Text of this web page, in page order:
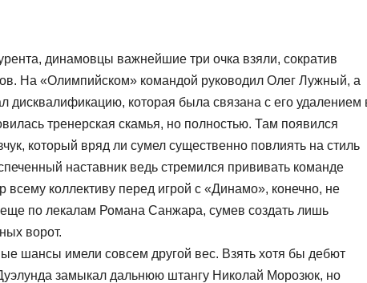
динамовцы важнейшие три очка взяли, сократив
На «Олимпийском» командой руководил Олег Лужный, а
дисквалификацию, которая была связана с его удалением
тренерская скамья, но полностью. Там появился
который вряд ли сумел существенно повлиять на стиль
наставник ведь стремился прививать команде
всему коллективу перед игрой с «Динамо», конечно, не
по лекалам Романа Санжара, сумев создать лишь
ворот.
шансы имели совсем другой вес. Взять хотя бы дебют
замыкал дальнюю штангу Николай Морозюк, но